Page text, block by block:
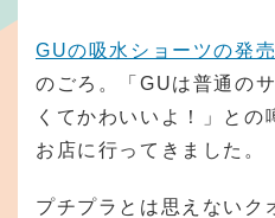
GUの吸水ショーツの発売
のごろ。「GUは普通の
くてかわいいよ！」との
お店に行ってきました。
プチプラとは思えないク